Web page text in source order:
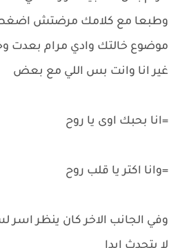
وطبعا مع كلامك مرضتش اضغط
موضوع خالتك وادي مرام بعدت
غير انا وانت بس اللي مع بعض
=انا بحبك اوى يا روح
=وانا اكتر يا قلب روح
وفي الجانب الاخر كان ينظر اسر